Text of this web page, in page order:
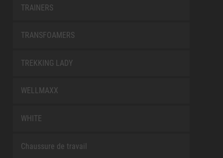
TRAINERS
TRANSFOAMERS
TREKKING LADY
WELLMAXX
WHITE
Chaussure de travail